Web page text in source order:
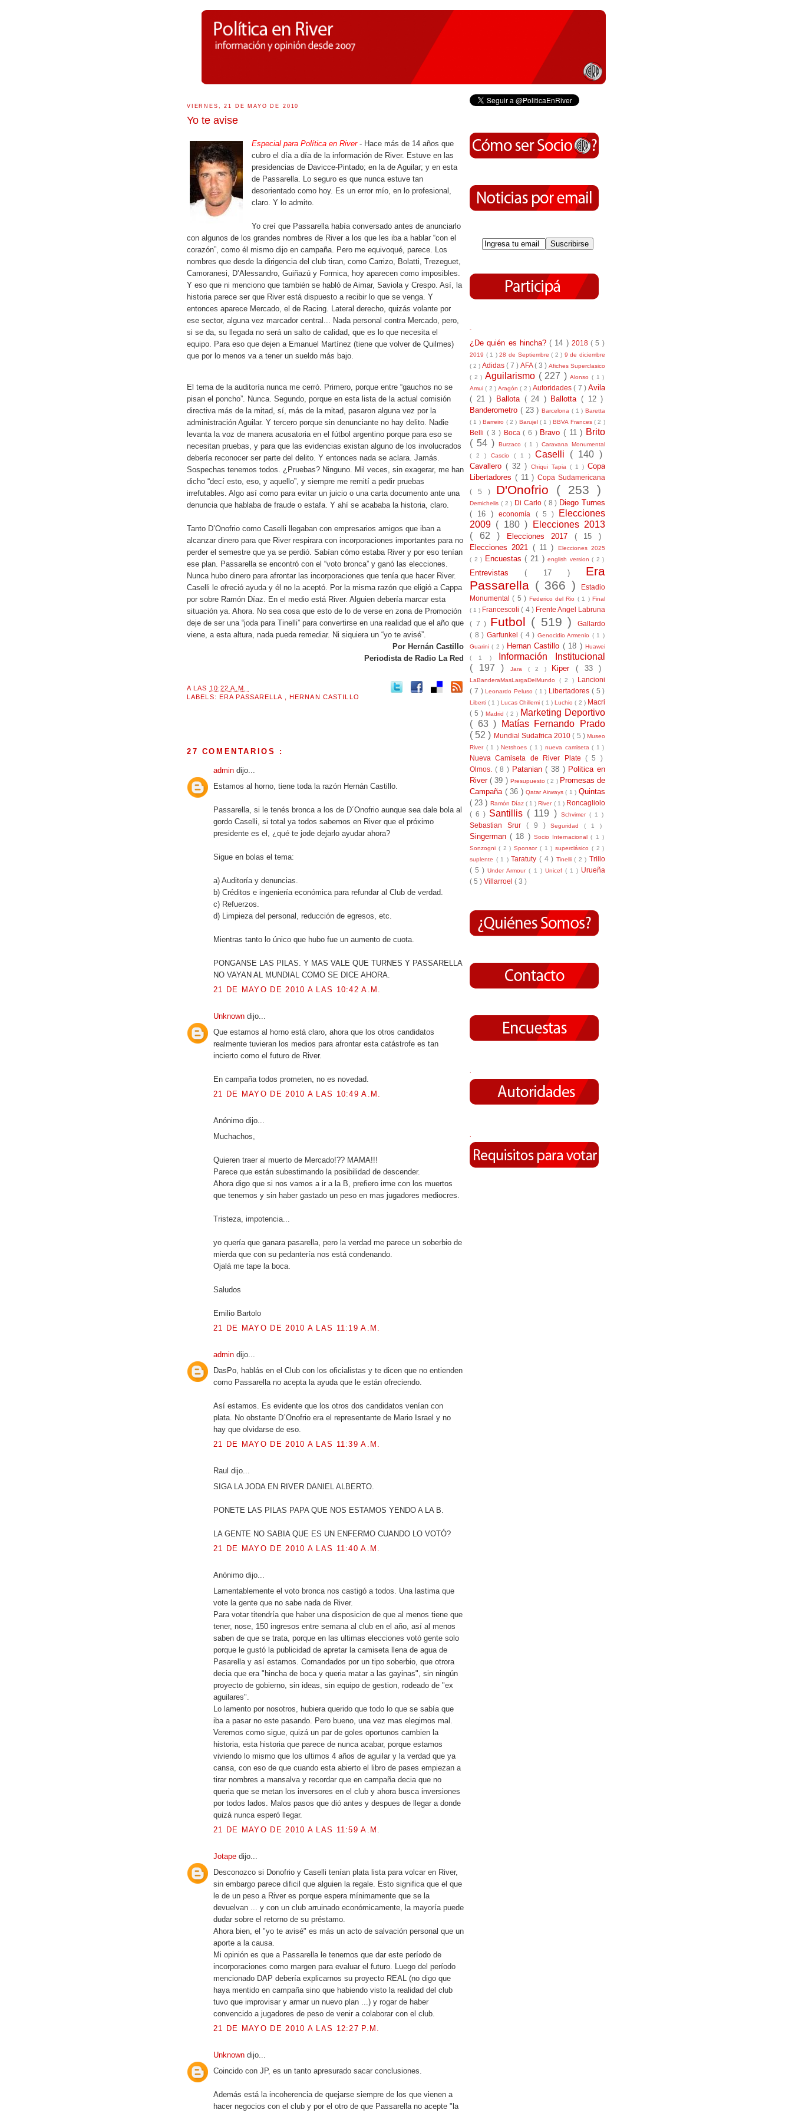
VIERNES, 21 DE MAYO DE 2010
Yo te avise
Especial para Política en River- Hace más de 14 años que
cubro el día a día de la información de River. Estuve en las
presidencias de Davicce-Pintado; en la de Aguilar; y en esta
de Passarella. Lo seguro es que nunca estuve tan
desorientado como hoy. Es un error mío, en lo profesional,
claro. Y lo admito.
Yo creí que Passarella había conversado antes de anunciarlo
con algunos de los grandes nombres de River a los que les iba a hablar “con el
corazón”, como él mismo dijo en campaña. Pero me equivoqué, parece. Los
nombres que desde la dirigencia del club tiran, como Carrizo, Bolatti, Trezeguet,
Camoranesi, D’Alessandro, Guiñazú y Formica, hoy aparecen como imposibles.
Y eso que ni menciono que también se habló de Aimar, Saviola y Crespo. Así, la
historia parece ser que River está dispuesto a recibir lo que se venga. Y
entonces aparece Mercado, el de Racing. Lateral derecho, quizás volante por
ese sector, alguna vez marcador central... Nada personal contra Mercado, pero,
si se da, su llegada no será un salto de calidad, que es lo que necesita el
equipo. Para eso que dejen a Emanuel Martínez (tiene que volver de Quilmes)
que por lo menos va a tener un sueldo más bajo.
El tema de la auditoría nunca me cerró. Primero, porque entre “gauchos no se
pisan el poncho”. Nunca. Segundo, porque en esta lista de la actual comisión
directiva más de la mitad, sí, más de la mitad, pasaron alguna vez por la
administración Aguilar. Y tercero porque sin denunciante no hay delito. Nadie
levanta la voz de manera acusatoria en el fútbol argentino porque para eso se
necesitan pruebas, y para que las evidencias existan alguno de los involucrados
debería reconocer ser parte del delito. Y entonces nada se aclara. Jamás.
Sospechas tenemos todos. ¿Pruebas? Ninguno. Mil veces, sin exagerar, me han
dicho “decí esto, eso, y aquello”, y siempre me remití a pedir pruebas
irrefutables. Algo así como para evitar un juicio o una carta documento ante una
denuncia que hablaba de fraude o estafa. Y ahí se acababa la historia, claro.
Tanto D’Onofrio como Caselli llegaban con empresarios amigos que iban a
alcanzar dinero para que River respirara con incorporaciones importantes para no
perder el semestre que ya se perdió. Sabían cómo estaba River y por eso tenían
ese plan. Passarella se encontró con el “voto bronca” y ganó las elecciones.
Nunca hubo dinero para afrontar las incorporaciones que tenía que hacer River.
Caselli le ofreció ayuda y él no la aceptó. Por la misma razón que eligió a Cappa
por sobre Ramón Díaz. En el medio está River. Alguien debería marcar esta
situación ya. Ahora. No sea cosa que esto de lo de verse en zona de Promoción
deje de ser una “joda para Tinelli” para convertirse en una realidad que el año que
viene, a esta altura, nada pueda remediar. Ni siquiera un “yo te avisé”.
Por Hernán Castillo
Periodista de Radio La Red
A LAS 10:22 A.M.
LABELS: ERA PASSARELLA HERNAN CASTILLO
27 COMENTARIOS :
admin dijo...
Estamos al horno, tiene toda la razón Hernán Castillo.
Passarella, si le tenés bronca a los de D´Onofrio aunque sea dale bola al
gordo Caselli, si total ya todos sabemos en River que el próximo
presidente es el, ¿qué te jode dejarlo ayudar ahora?
Sigue en bolas el tema:
a) Auditoría y denuncias.
b) Créditos e ingeniería económica para refundar al Club de verdad.
c) Refuerzos.
d) Limpieza del personal, reducción de egresos, etc.
Mientras tanto lo único que hubo fue un aumento de cuota.
PONGANSE LAS PILAS. Y MAS VALE QUE TURNES Y PASSARELLA
NO VAYAN AL MUNDIAL COMO SE DICE AHORA.
21 DE MAYO DE 2010 A LAS 10:42 A.M.
Unknown dijo...
Que estamos al horno está claro, ahora que los otros candidatos
realmente tuvieran los medios para afrontar esta catástrofe es tan
incierto como el futuro de River.
En campaña todos prometen, no es novedad.
21 DE MAYO DE 2010 A LAS 10:49 A.M.
Anónimo dijo...
Muchachos,
Quieren traer al muerto de Mercado!?? MAMA!!!
Parece que están subestimando la posibilidad de descender.
Ahora digo que si nos vamos a ir a la B, prefiero irme con los muertos
que tenemos y sin haber gastado un peso en mas jugadores mediocres.
Tristeza, impotencia...
yo quería que ganara pasarella, pero la verdad me parece un soberbio de
mierda que con su pedantería nos está condenando.
Ojalá me tape la boca.
Saludos
Emilio Bartolo
21 DE MAYO DE 2010 A LAS 11:19 A.M.
admin dijo...
DasPo, hablás en el Club con los oficialistas y te dicen que no entienden
como Passarella no acepta la ayuda que le están ofreciendo.
Así estamos. Es evidente que los otros dos candidatos venían con
plata. No obstante D´Onofrio era el representante de Mario Israel y no
hay que olvidarse de eso.
21 DE MAYO DE 2010 A LAS 11:39 A.M.
Raul dijo...
SIGA LA JODA EN RIVER DANIEL ALBERTO.
PONETE LAS PILAS PAPA QUE NOS ESTAMOS YENDO A LA B.
LA GENTE NO SABIA QUE ES UN ENFERMO CUANDO LO VOTÓ?
21 DE MAYO DE 2010 A LAS 11:40 A.M.
Anónimo dijo...
Lamentablemente el voto bronca nos castigó a todos. Una lastima que
vote la gente que no sabe nada de River.
Para votar titendría que haber una disposicion de que al menos tiene que
tener, nose, 150 ingresos entre semana al club en el año, así al menos
saben de que se trata, porque en las ultimas elecciones votó gente solo
porque le gustó la publicidad de apretar la camiseta llena de agua de
Pasarella y así estamos. Comandados por un tipo soberbio, que otrora
decia que era "hincha de boca y queria matar a las gayinas", sin ningún
proyecto de gobierno, sin ideas, sin equipo de gestion, rodeado de "ex
aguilares".
Lo lamento por nosotros, hubiera querido que todo lo que se sabía que
iba a pasar no este pasando. Pero bueno, una vez mas elegimos mal.
Veremos como sigue, quizá un par de goles oportunos cambien la
historia, esta historia que parece de nunca acabar, porque estamos
viviendo lo mismo que los ultimos 4 años de aguilar y la verdad que ya
cansa, con eso de que cuando esta abierto el libro de pases empiezan a
tirar nombres a mansalva y recordar que en campaña decia que no
queria que se metan los inversores en el club y ahora busca inversiones
por todos lados. Malos pasos que dió antes y despues de llegar a donde
quizá nunca esperó llegar.
21 DE MAYO DE 2010 A LAS 11:59 A.M.
Jotape dijo...
Desconozco si Donofrio y Caselli tenían plata lista para volcar en River,
sin embargo parece dificil que alguien la regale. Esto significa que el que
le de un peso a River es porque espera mínimamente que se la
devuelvan ... y con un club arruinado económicamente, la mayoría puede
dudar sobre el retorno de su préstamo.
Ahora bien, el "yo te avisé" es más un acto de salvación personal que un
aporte a la causa.
Mi opinión es que a Passarella le tenemos que dar este período de
incorporaciones como margen para evaluar el futuro. Luego del período
mencionado DAP debería explicarnos su proyecto REAL (no digo que
haya mentido en campaña sino que habiendo visto la realidad del club
tuvo que improvisar y armar un nuevo plan ...) y rogar de haber
convencido a jugadores de peso de venir a colaborar con el club.
21 DE MAYO DE 2010 A LAS 12:27 P.M.
Unknown dijo...
Coincido con JP, es un tanto apresurado sacar conclusiones.
Además está la incoherencia de quejarse siempre de los que vienen a
hacer negocios con el club y por el otro de que Passarella no acepte "la
-
¿De quién es hincha?( 14 ) 2018( 5 )
2019 ( 1 )28 de Septiembre( 2 ) 9 de diciembre
( 2 ) Adidas ( 7 ) AFA( 3 ) Afiches Superclasico
( 2 ) Aguilarismo ( 227 )Alonso( 1 )
Amui( 2 ) Aragón( 2 ) Autoridades( 7 ) Avila
( 21 )
Ballota ( 24 ) Ballotta( 12 )
Banderometro ( 23 ) Barcelona ( 1 ) Baretta
( 1 )Barreiro ( 2 ) Barujel ( 1 )BBVA Frances ( 2 )
Belli ( 3 ) Boca( 6 ) Bravo( 11 ) Brito
( 54 )
Burzaco ( 1 )Caravana Monumental
( 2 ) Cascio ( 1 ) Caselli ( 140 )
Cavallero ( 32 ) Chiqui Tapia ( 1 ) Copa
Libertadores ( 11 )Copa Sudamericana
( 5 ) D'Onofrio ( 253 )
Demichelis ( 2 ) Di Carlo ( 8 ) Diego Turnes
( 16 )economía ( 5 )
Elecciones
2009 ( 180 )
Elecciones 2013
( 62 )
Elecciones 2017 ( 15 )
Elecciones 2021 ( 11 )
Elecciones 2025
( 2 )
Encuestas( 21 )english version( 2 )
Entrevistas( 17 ) Era
Passarella ( 366 )
Estadio
Monumental( 5 ) Federico del Rio ( 1 )Final
( 1 ) Francescoli( 4 ) Frente Angel Labruna
( 7 ) Futbol ( 519 )Gallardo
( 8 ) Garfunkel ( 4 ) Genocidio Armenio ( 1 )
Guarini( 2 ) Hernan Castillo ( 18 )Huawei
( 1 )
Información Institucional
( 197 )
Jara ( 2 ) Kiper( 33 )
LaBanderaMasLargaDelMundo ( 2 ) Lancioni
( 7 )Leonardo Peluso ( 1 ) Libertadores ( 5 )
Liberti( 1 ) Lucas Chillemi( 1 )Luchio( 2 ) Macri
( 5 ) Madrid ( 2 ) Marketing Deportivo
( 63 )
Matías Fernando Prado
( 52 ) Mundial Sudafrica 2010( 5 )Museo
River ( 1 )Netshoes( 1 ) nueva camiseta( 1 )
Nueva Camiseta de River Plate ( 5 )
Olmos. ( 8 ) Patanian( 38 ) Politica en
River( 39 ) Presupuesto( 2 ) Promesas de
Campaña ( 36 )Qatar Airways( 1 )Quintas
( 23 ) Ramón Díaz ( 1 )River ( 1 ) Roncagliolo
( 6 ) Santillis ( 119 ) Schvimer ( 1 )
Sebastian Srur ( 9 )Seguridad( 1 )
Singerman( 18 ) Socio Internacional( 1 )
Sonzogni ( 2 ) Sponsor ( 1 ) superclásico ( 2 )
suplente ( 1 ) Taratuty ( 4 ) Tinelli( 2 ) Trillo
( 5 )Under Armour( 1 ) Unicef ( 1 ) Urueña
( 5 ) Villarroel ( 3 )